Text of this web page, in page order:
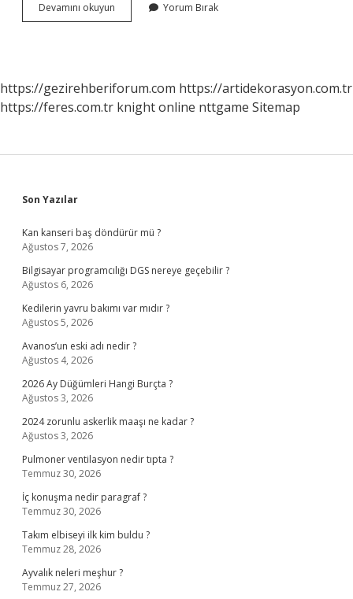
Devamını okuyun
Yapılmazsa
Yorum Bırak
https://gezirehberiforum.com https://artidekorasyon.com.tr
https://feres.com.tr knight online nttgame Sitemap
Sidebar
Son Yazılar
Kan kanseri baş döndürür mü ?
Ağustos 7, 2026
Bilgisayar programcılığı DGS nereye geçebilir ?
Ağustos 6, 2026
Kedilerin yavru bakımı var mıdır ?
Ağustos 5, 2026
Avanos’un eski adı nedir ?
Ağustos 4, 2026
2026 Ay Düğümleri Hangi Burçta ?
Ağustos 3, 2026
2024 zorunlu askerlik maaşı ne kadar ?
Ağustos 3, 2026
Pulmoner ventilasyon nedir tıpta ?
Temmuz 30, 2026
İç konuşma nedir paragraf ?
Temmuz 30, 2026
Takım elbiseyi ilk kim buldu ?
Temmuz 28, 2026
Ayvalık neleri meşhur ?
Temmuz 27, 2026